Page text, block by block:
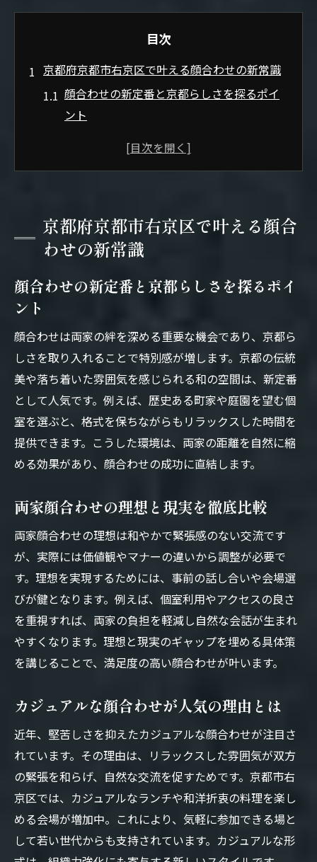
目次
京都府京都市右京区で叶える顔合わせの新常識
顔合わせの新定番と京都らしさを探るポイ
ント
両家顔合わせの理想と現実を徹底比較
ランチやカジュアルも選べる顔合わせ会場
両家の絆を深める顔合わせ会場選びの極意
顔合わせ会場選びで重視すべき5つの視点
カジュアルランチで両家が和む工夫とは
顔合わせで失敗しない個室の選び方とは
組織力を高める顔合わせ会場の共通点
両家顔合わせに最適な京都の会場タイプ
和やかな顔合わせに適した右京区の魅力とは
右京区で顔合わせが人気の理由と魅力解説
和やかな雰囲気を生む顔合わせ会場の工夫
京都らしい個室空間で過ごす顔合わせ体験
顔合わせで重視したい右京区ならではの要
素
右京区で組織力を高める顔合わせのヒント
個室利用で安心できる顔合わせのポイント解説
顔合わせに個室を選ぶメリットと注意点
京都の個室ランチで叶える顔合わせの安心
両家顔合わせで個室が人気の理由を紹介
カジュアルでも満足できる個室活用術
顔合わせ個室でのマナーと準備ポイント
組織力向上に役立つ個室顔合わせのコツ
カジュアル派も満足できる京都の顔合わせ術
カジュアルな顔合わせが選ばれる時代背景
京都で叶えるカジュアル顔合わせの工夫
京都府京都市右京区で叶える顔合
わせの新常識
顔合わせの新定番と京都らしさを探るポイ
ント
顔合わせは両家の絆を深める重要な機会であり、京都ら
しさを取り入れることで特別感が増します。京都の伝統
美や落ち着いた雰囲気を感じられる和の空間は、新定番
として人気です。例えば、歴史ある町家や庭園を望む個
室を選ぶと、格式を保ちながらもリラックスした時間を
提供できます。こうした環境は、両家の距離を自然に縮
める効果があり、顔合わせの成功に直結します。
両家顔合わせの理想と現実を徹底比較
両家顔合わせの理想は和やかで緊張感のない交流です
が、実際には価値観やマナーの違いから調整が必要で
す。理想を実現するためには、事前の話し合いや会場選
びが鍵となります。例えば、個室利用やアクセスの良さ
を重視すれば、両家の負担を軽減し自然な会話が生まれ
やすくなります。理想と現実のギャップを埋める具体策
を講じることで、満足度の高い顔合わせが叶います。
カジュアルな顔合わせが人気の理由とは
近年、堅苦しさを抑えたカジュアルな顔合わせが注目さ
れています。その理由は、リラックスした雰囲気が双方
の緊張を和らげ、自然な交流を促すためです。京都市右
京区では、カジュアルなランチや和洋折衷の料理を楽し
める会場が増加中。これにより、気軽に参加できる場と
して若い世代からも支持されています。カジュアルな形